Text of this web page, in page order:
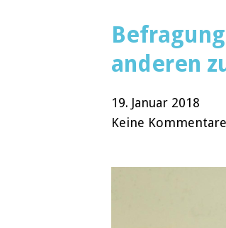
anderen
19. Januar 2018
Keine Kommentare